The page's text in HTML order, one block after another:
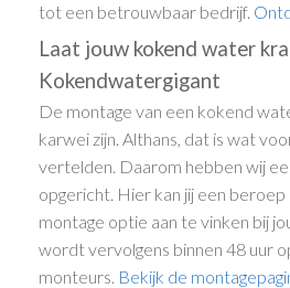
tot een betrouwbaar bedrijf.
Laat jouw kokend water
Kokendwatergigant
De montage van een kokend
karwei zijn. Althans, dat is wat
vertelden. Daarom hebben wij
opgericht. Hier kan jij een
montage optie aan te vinken bij
wordt vervolgens binnen 48 uur
monteurs. Bekijk de